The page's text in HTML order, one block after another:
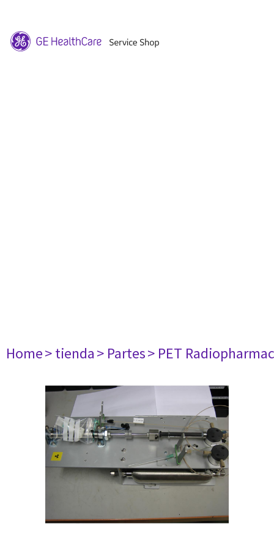
Home> tienda> Partes> PET